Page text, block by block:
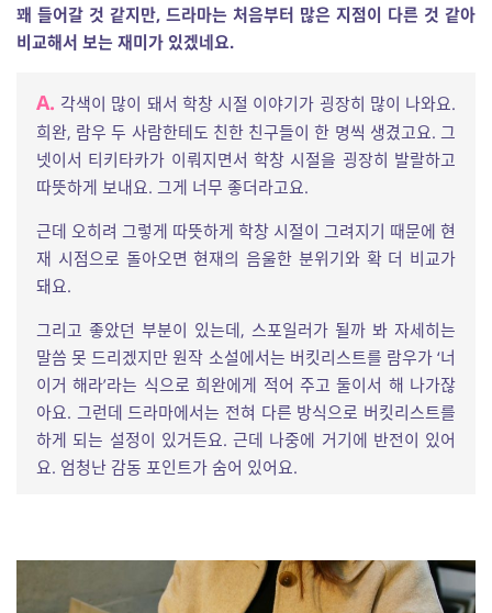
꽤 들어갈 것 같지만, 드라마는 처음부터 많은 지점이 다른 것 같아
비교해서 보는 재미가 있겠네요.
A. 각색이 많이 돼서 학창 시절 이야기가 굉장히 많이 나와요.
희완, 람우 두 사람한테도 친한 친구들이 한 명씩 생겼고요. 그
넷이서 티키타카가 이뤄지면서 학창 시절을 굉장히 발랄하고
따뜻하게 보내요. 그게 너무 좋더라고요.
근데 오히려 그렇게 따뜻하게 학창 시절이 그려지기 때문에 현
재 시점으로 돌아오면 현재의 음울한 분위기와 확 더 비교가
돼요.
그리고 좋았던 부분이 있는데, 스포일러가 될까 봐 자세히는
말씀 못 드리겠지만 원작 소설에서는 버킷리스트를 람우가 ‘너
이거 해라’라는 식으로 희완에게 적어 주고 둘이서 해 나가잖
아요. 그런데 드라마에서는 전혀 다른 방식으로 버킷리스트를
하게 되는 설정이 있거든요. 근데 나중에 거기에 반전이 있어
요. 엄청난 감동 포인트가 숨어 있어요.